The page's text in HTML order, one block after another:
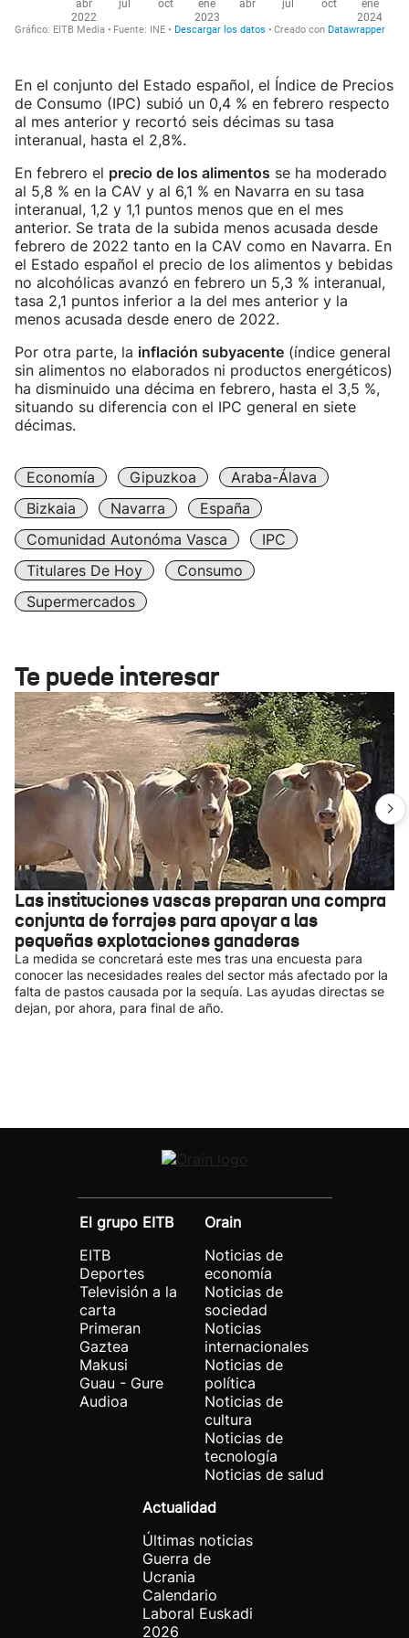
En el conjunto del Estado español, el Índice de Precios
de Consumo (IPC) subió un 0,4 % en febrero respecto
al mes anterior y recortó seis décimas su tasa
interanual, hasta el 2,8%.
En febrero el precio de los alimentos se ha moderado
al 5,8 % en la CAV y al 6,1 % en Navarra en su tasa
interanual, 1,2 y 1,1 puntos menos que en el mes
anterior. Se trata de la subida menos acusada desde
febrero de 2022 tanto en la CAV como en Navarra. En
el Estado español el precio de los alimentos y bebidas
no alcohólicas avanzó en febrero un 5,3 % interanual,
tasa 2,1 puntos inferior a la del mes anterior y la
menos acusada desde enero de 2022.
Por otra parte, la inflación subyacente (índice general
sin alimentos no elaborados ni productos energéticos)
ha disminuido una décima en febrero, hasta el 3,5 %,
situando su diferencia con el IPC general en siete
décimas.
Economía Gipuzkoa
Araba-Álava
Bizkaia
Navarra
España
Comunidad Autonóma Vasca
IPC
Titulares De Hoy
Consumo
Supermercados
Te puede interesar
Las instituciones vascas preparan una compra
conjunta de forrajes para apoyar a las
pequeñas explotaciones ganaderas
La medida se concretará este mes tras una encuesta para
conocer las necesidades reales del sector más afectado por la
falta de pastos causada por la sequía. Las ayudas directas se
dejan, por ahora, para final de año.
El grupo EITB
EITB
Deportes
Televisión a la
carta
Primeran
Gaztea
Makusi
Guau - Gure
Audioa
Orain
Noticias de
economía
Noticias de
sociedad
Noticias
internacionales
Noticias de
política
Noticias de
cultura
Noticias de
tecnología
Noticias de salud
Actualidad
Últimas noticias
Guerra de
Ucrania
Calendario
Laboral Euskadi
2026